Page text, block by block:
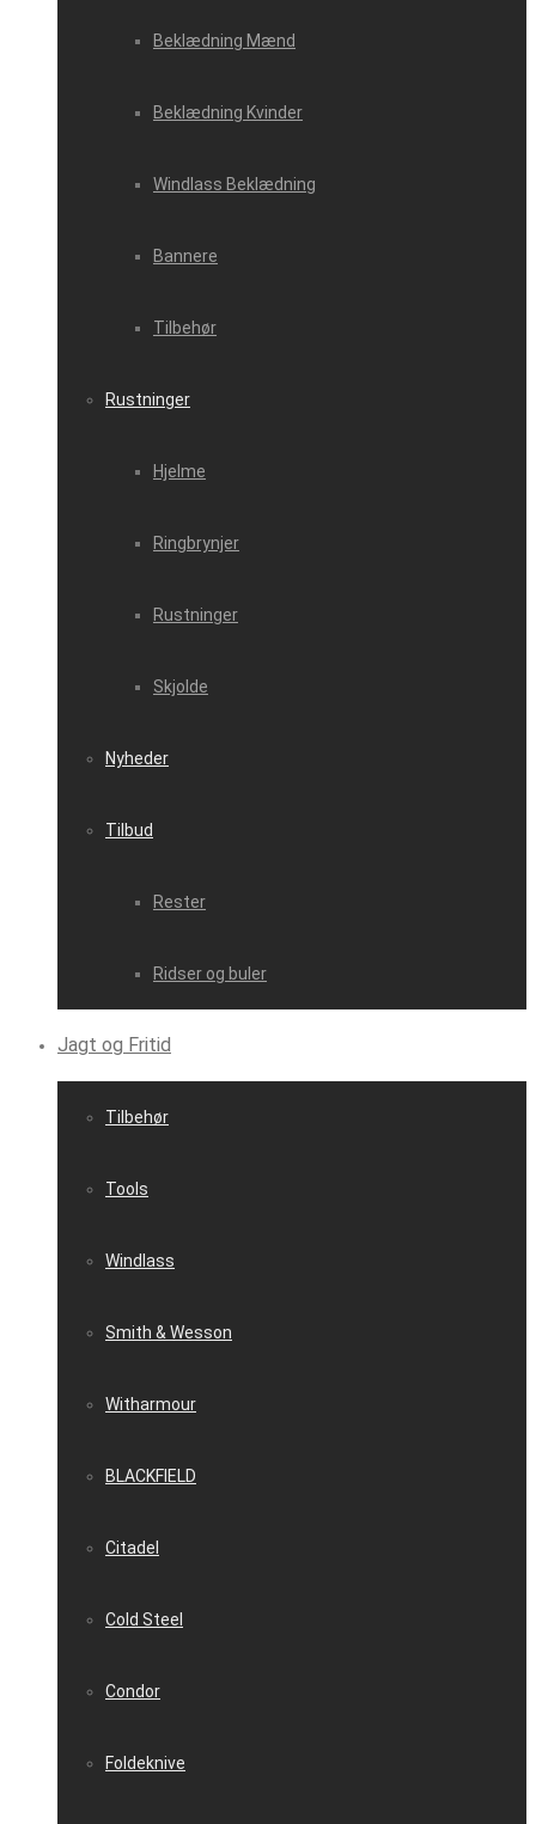
Beklædning Mænd
Beklædning Kvinder
Windlass Beklædning
Bannere
Tilbehør
Rustninger
Hjelme
Ringbrynjer
Rustninger
Skjolde
Nyheder
Tilbud
Rester
Ridser og buler
Jagt og Fritid
Tilbehør
Tools
Windlass
Smith & Wesson
Witharmour
BLACKFIELD
Citadel
Cold Steel
Condor
Foldeknive